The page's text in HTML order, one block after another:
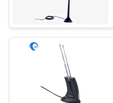
CONTACTEER
ONS
GEVALLEN